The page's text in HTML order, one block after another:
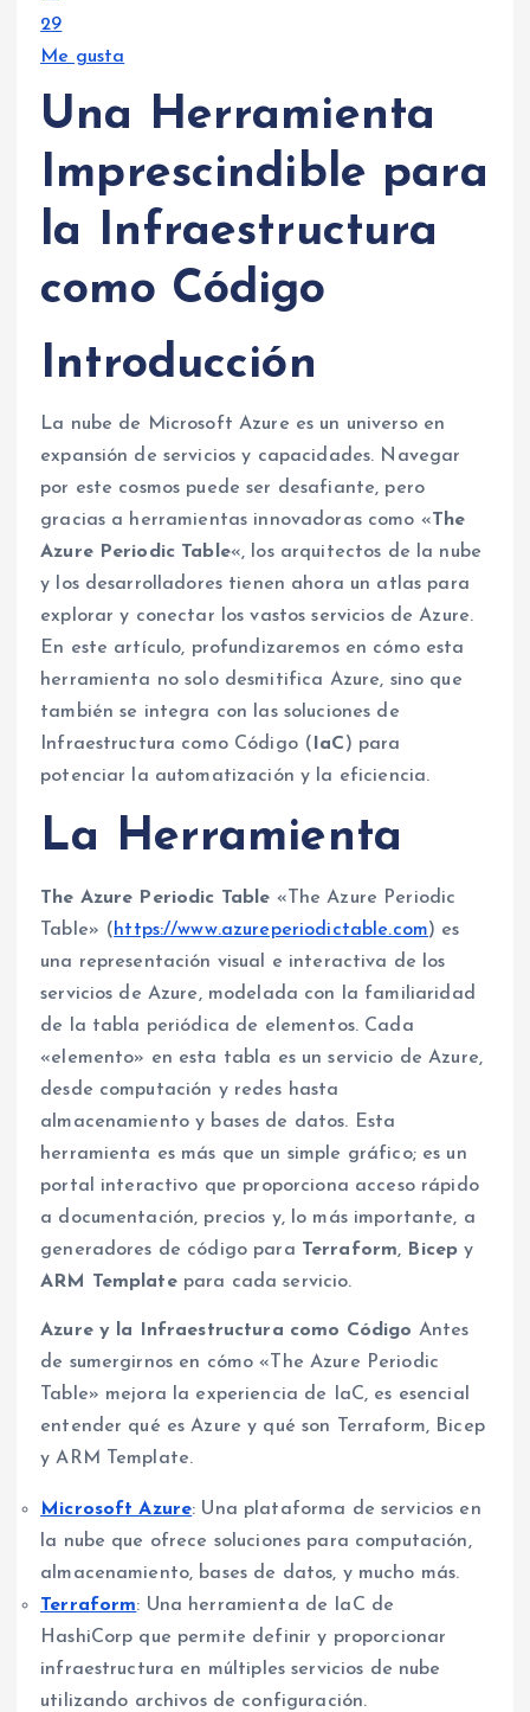
29
Me gusta
Una Herramienta
Imprescindible para
la Infraestructura
como Código
Introducción
La nube de Microsoft Azure es un universo en
expansión de servicios y capacidades. Navegar
por este cosmos puede ser desafiante, pero
gracias a herramientas innovadoras como «The
Azure Periodic Table«, los arquitectos de la nube
y los desarrolladores tienen ahora un atlas para
explorar y conectar los vastos servicios de Azure.
En este artículo, profundizaremos en cómo esta
herramienta no solo desmitifica Azure, sino que
también se integra con las soluciones de
Infraestructura como Código ( IaC) para
potenciar la automatización y la eficiencia.
La Herramienta
The Azure Periodic Table «The Azure Periodic
Table» ( https://www.azureperiodictable.com) es
una representación visual e interactiva de los
servicios de Azure, modelada con la familiaridad
de la tabla periódica de elementos. Cada
«elemento» en esta tabla es un servicio de Azure,
desde computación y redes hasta
almacenamiento y bases de datos. Esta
herramienta es más que un simple gráfico; es un
portal interactivo que proporciona acceso rápido
a documentación, precios y, lo más importante, a
generadores de código para Terraform, Bicepy
ARM Template para cada servicio.
Azure y la Infraestructura como Código Antes
de sumergirnos en cómo «The Azure Periodic
Table» mejora la experiencia de IaC, es esencial
entender qué es Azure y qué son Terraform, Bicep
y ARM Template.
Microsoft Azure: Una plataforma de servicios en
la nube que ofrece soluciones para computación,
almacenamiento, bases de datos, y mucho más.
Terraform: Una herramienta de IaC de
HashiCorp que permite definir y proporcionar
infraestructura en múltiples servicios de nube
utilizando archivos de configuración.